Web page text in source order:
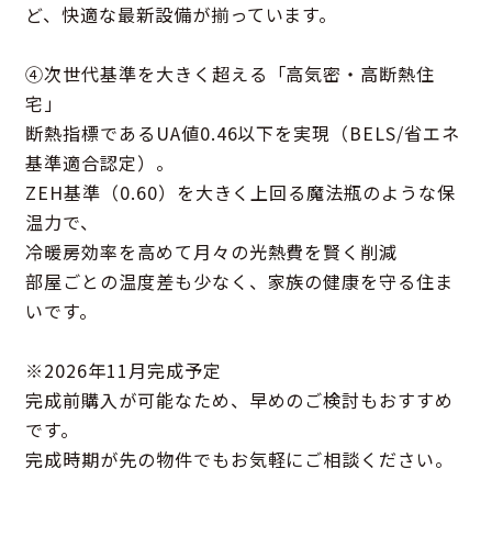
ど、快適な最新設備が揃っています。
④次世代基準を大きく超える「高気密・高断熱住
宅」
断熱指標であるUA値0.46以下を実現（BELS/省エネ
基準適合認定）。
ZEH基準（0.60）を大きく上回る魔法瓶のような保
温力で、
冷暖房効率を高めて月々の光熱費を賢く削減
部屋ごとの温度差も少なく、家族の健康を守る住ま
いです。
※2026年11月完成予定
完成前購入が可能なため、早めのご検討もおすすめ
です。
完成時期が先の物件でもお気軽にご相談ください。